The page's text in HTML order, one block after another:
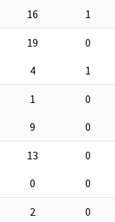
16 1
19 0
4 1
1 0
9 0
13 0
0 0
2 0